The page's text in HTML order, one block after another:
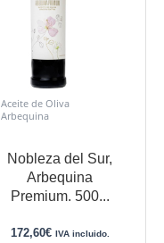
Aceite de Oliva
Arbequina
Nobleza del Sur,
Arbequina
Premium. 500...
172,60€ IVA incluido.